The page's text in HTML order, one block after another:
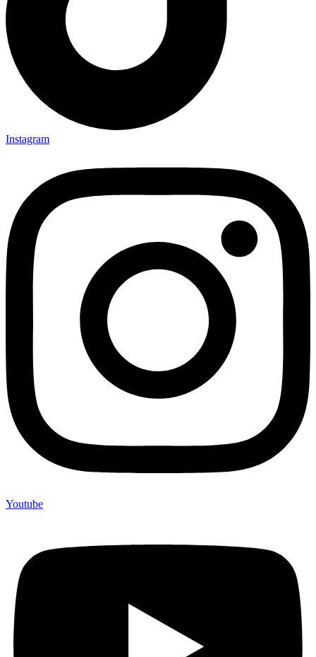
Instagram
Youtube